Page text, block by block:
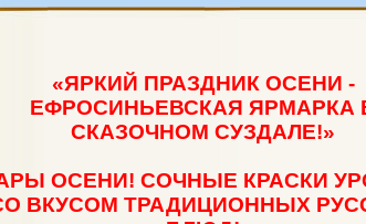
ЗОЛОТОГО КОЛЬЦА ГТК «СУЗДАЛЬ»
ПО КОЛОРИТНОМУ,
ЗОЛОТОГО КОЛЬЦА ГТК
«ЯРКИЙ ПРАЗДНИК ОСЕНИ -
ЕФРОСИНЬЕВСКАЯ ЯРМАРКА
СКАЗОЧНОМ СУЗДАЛЕ!»
ОСЕНИ! СОЧНЫЕ КРАСКИ
ВКУСОМ ТРАДИЦИОННЫХ